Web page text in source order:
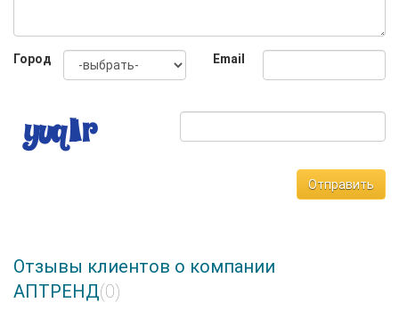
Город Email
Отправить
Отзывы клиентов о компании
АПТРЕНД(0)